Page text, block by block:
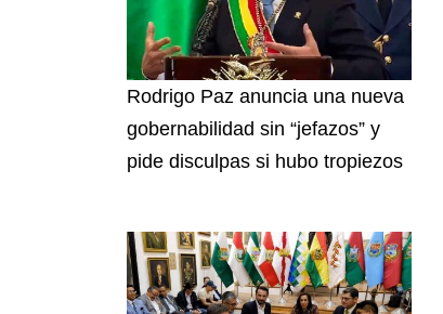
Rodrigo Paz anuncia una nueva
gobernabilidad sin “jefazos” y
pide disculpas si hubo tropiezos